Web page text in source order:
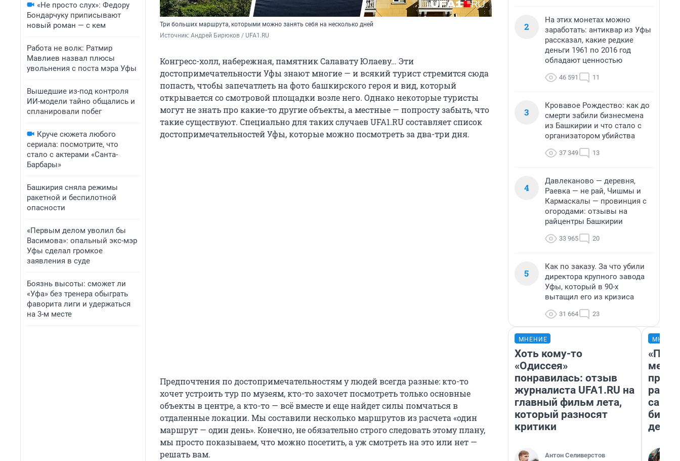
«Не просто слух»: Федору
Бондарчуку приписывают
новый роман — с кем
Работа не волк: Ратмир
Мавлиев назвал плюсы
увольнения с поста мэра Уфы
Вышедшие из-под контроля
ИИ-модели тайно общались и
спланировали побег
Круче сюжета любого
сериала: посмотрите, что
стало с актерами «Санта-
Барбары»
Башкирия сняла режимы
ракетной и беспилотной
опасности
«Первым делом уволил бы
Васимова»: опальный экс-мэр
Уфы сделал громкое
заявления в суде
Боязнь высоты: сможет ли
«Уфа» без тренера обыграть
фаворита лиги и удержаться
на 3-м месте
Три больших маршрута, которыми можно занять себя на несколько дней
Источник: Андрей Бирюков / UFA1.RU
Конгресс-холл, набережная, памятник Салавату Юлаеву… Эти
достопримечательности Уфы знают многие — и всякий турист стремится сюда
попасть, чтобы запечатлеть на фото башкирского героя и вид, который
открывается со смотровой площадки возле него. Однако некоторые туристы
могут не знать про какие-то другие объекты, а местные — попросту забыть, что
такие существуют. Специально для таких случаев UFA1.RU составляет список
достопримечательностей Уфы, которые можно посмотреть за два-три дня.
Предпочтения по достопримечательностям у людей всегда разные: кто-то
хочет устроить тур по музеям, кто-то захочет посмотреть только основные
объекты в центре, а кто-то — всё вместе и еще найдет силы помчаться в
отдаленные локации. Мы составили несколько маршрутов из расчета «один
маршрут — один день». Конечно, не обязательно строго следовать этому плану,
мы просто показываем, что можно посетить, а уж смотреть на это или нет —
решать вам.
2
На этих монетах можно
заработать: антиквар из Уфы
рассказал, какие редкие
деньги 1961 по 2016 год
обладают ценностью
46 591 11
3
Кровавое Рождество: как до
смерти забили бизнесмена
из Башкирии и что стало с
организатором убийства
37 349 13
4
Давлеканово — деревня,
Раевка — не рай, Чишмы и
Кармаскалы — провинция с
огородами: отзывы на
райцентры Башкирии
33 965 20
5
Как по заказу. За что убили
директора крупного завода
Уфы, который в 90-х
вытащил его из кризиса
31 664 23
МНЕНИЕ
Хоть кому-то
«Одиссея»
понравилась: отзыв
журналиста UFA1.RU на
главный фильм лета,
который разносят
критики
Антон Селиверстов